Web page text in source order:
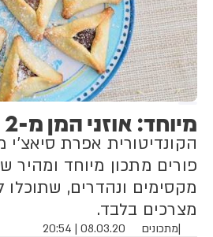
מיוחד: אוזני המן מ-2 מצרכים
הקונדיטורית אפרת סיאצ'י
פורים מתכון מיוחד ומהיר
מצרכים בלבד.
|מתכונים 08.03.20 | 20:54